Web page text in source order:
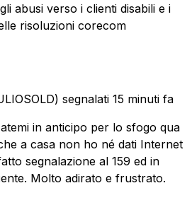
abusi verso i clienti disabili e i
risoluzioni corecom
segnalati 15 minuti fa
in anticipo per lo sfogo qua
a casa non ho né dati Internet
segnalazione al 159 ed in
Molto adirato e frustrato.